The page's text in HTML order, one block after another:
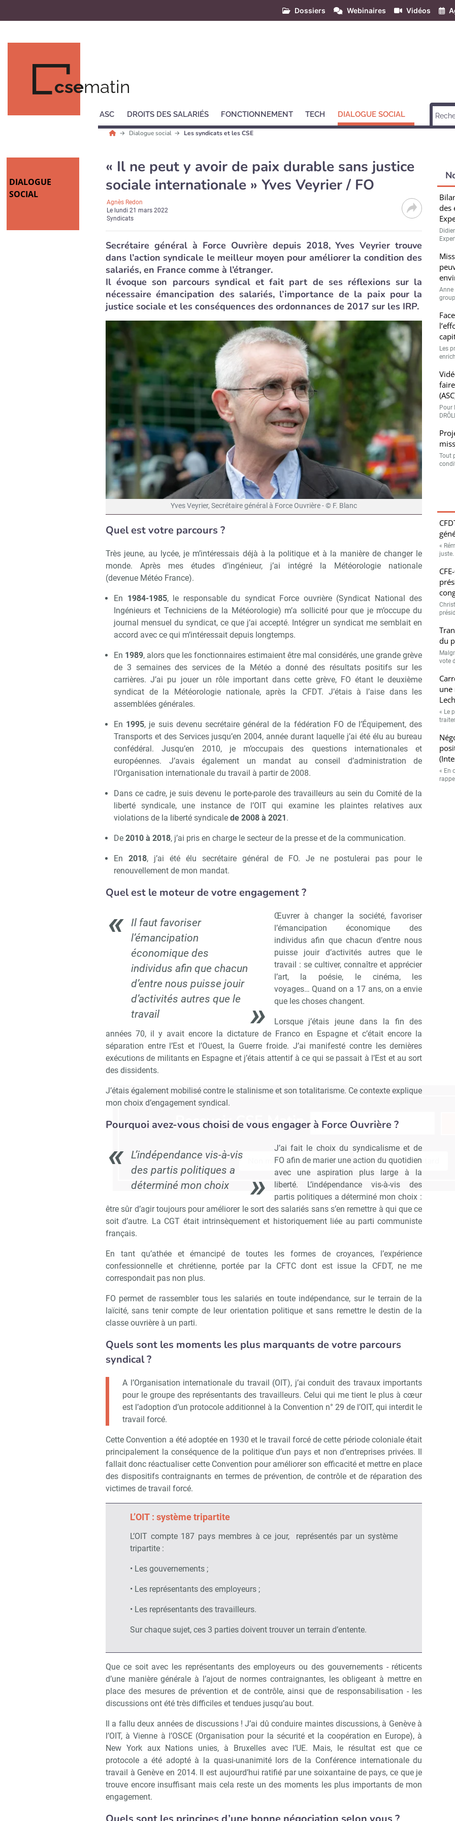
Dossiers Webinaires Vidéos
csematin
ASC DROITS DES SALARIÉS FONCTIONNEMENT TECH DIALOGUE SOCIAL
Dialogue social Les syndicats et les CSE
DIALOGUE
SOCIAL
« Il ne peut y avoir de paix durable sans justice
sociale internationale » Yves Veyrier / FO
Agnès Redon
Le lundi 21 mars 2022
Syndicats
Secrétaire général à Force Ouvrière depuis 2018, Yves Veyrier trouve
dans l’action syndicale le meilleur moyen pour améliorer la condition des
salariés, en France comme à l’étranger.
Il évoque son parcours syndical et fait part de ses réflexions sur la
nécessaire émancipation des salariés, l’importance de la paix pour la
justice sociale et les conséquences des ordonnances de 2017 sur les IRP.
Yves Veyrier, Secrétaire général à Force Ouvrière - © F. Blanc
Quel est votre parcours ?
Très jeune, au lycée, je m’intéressais déjà à la politique et à la manière de changer le
monde. Après mes études d’ingénieur, j’ai intégré la Météorologie nationale
(devenue Météo France).
En 1984-1985, le responsable du syndicat Force ouvrière (Syndicat National des
Ingénieurs et Techniciens de la Météorologie) m’a sollicité pour que je m’occupe du
journal mensuel du syndicat, ce que j’ai accepté. Intégrer un syndicat me semblait en
accord avec ce qui m’intéressait depuis longtemps.
En 1989, alors que les fonctionnaires estimaient être mal considérés, une grande grève
de 3 semaines des services de la Météo a donné des résultats positifs sur les
carrières. J’ai pu jouer un rôle important dans cette grève, FO étant le deuxième
syndicat de la Météorologie nationale, après la CFDT. J’étais à l’aise dans les
assemblées générales.
En 1995, je suis devenu secrétaire général de la fédération FO de l’Équipement, des
Transports et des Services jusqu’en 2004, année durant laquelle j’ai été élu au bureau
confédéral. Jusqu’en 2010, je m’occupais des questions internationales et
européennes. J’avais également un mandat au conseil d’administration de
l’Organisation internationale du travail à partir de 2008.
Dans ce cadre, je suis devenu le porte-parole des travailleurs au sein du Comité de la
liberté syndicale, une instance de l’OIT qui examine les plaintes relatives aux
violations de la liberté syndicale de 2008 à 2021.
De 2010 à 2018, j’ai pris en charge le secteur de la presse et de la communication.
En2018, j’ai été élu secrétaire général de FO. Je ne postulerai pas pour le
renouvellement de mon mandat.
Quel est le moteur de votre engagement ?
Il faut favoriser
l’émancipation
économique des
individus afin que chacun
d’entre nous puisse jouir
d’activités autres que le
travail
Œuvrer à changer la société, favoriser
l’émancipation économique des
individus afin que chacun d’entre nous
puisse jouir d’activités autres que le
travail : se cultiver, connaître et apprécier
l’art, la poésie, le cinéma, les
voyages… Quand on a 17 ans, on a envie
que les choses changent.
Lorsque j’étais jeune dans la fin des
années 70, il y avait encore la dictature de Franco en Espagne et c’était encore la
séparation entre l’Est et l’Ouest, la Guerre froide. J’ai manifesté contre les dernières
exécutions de militants en Espagne et j’étais attentif à ce qui se passait à l’Est et au sort
des dissidents.
J’étais également mobilisé contre le stalinisme et son totalitarisme. Ce contexte explique
mon choix d’engagement syndical.
Pourquoi avez-vous choisi de vous engager à Force Ouvrière ?
L’indépendance vis-à-vis
des partis politiques a
déterminé mon choix
J’ai fait le choix du syndicalisme et de
FO afin de marier une action du quotidien
avec une aspiration plus large à la
liberté. L’indépendance vis-à-vis des
partis politiques a déterminé mon choix :
être sûr d’agir toujours pour améliorer le sort des salariés sans s’en remettre à qui que ce
soit d’autre. La CGT était intrinsèquement et historiquement liée au parti communiste
français.
En tant qu’athée et émancipé de toutes les formes de croyances, l’expérience
confessionnelle et chrétienne, portée par la CFTC dont est issue la CFDT, ne me
correspondait pas non plus.
FO permet de rassembler tous les salariés en toute indépendance, sur le terrain de la
laïcité, sans tenir compte de leur orientation politique et sans remettre le destin de la
classe ouvrière à un parti.
Quels sont les moments les plus marquants de votre parcours
syndical ?
A l’Organisation internationale du travail (OIT), j’ai conduit des travaux importants
pour le groupe des représentants des travailleurs. Celui qui me tient le plus à cœur
est l’adoption d’un protocole additionnel à la Convention n° 29 de l’OIT, qui interdit le
travail forcé.
Cette Convention a été adoptée en 1930 et le travail forcé de cette période coloniale était
principalement la conséquence de la politique d’un pays et non d’entreprises privées. Il
fallait donc réactualiser cette Convention pour améliorer son efficacité et mettre en place
des dispositifs contraignants en termes de prévention, de contrôle et de réparation des
victimes de travail forcé.
L’OIT : système tripartite
L’OIT compte 187 pays membres à ce jour, représentés par un système
tripartite :
• Les gouvernements ;
• Les représentants des employeurs ;
• Les représentants des travailleurs.
Sur chaque sujet, ces 3 parties doivent trouver un terrain d’entente.
Que ce soit avec les représentants des employeurs ou des gouvernements - réticents
d’une manière générale à l’ajout de normes contraignantes, les obligeant à mettre en
place des mesures de prévention et de contrôle, ainsi que de responsabilisation - les
discussions ont été très difficiles et tendues jusqu’au bout.
Il a fallu deux années de discussions ! J’ai dû conduire maintes discussions, à Genève à
l’OIT, à Vienne à l’OSCE (Organisation pour la sécurité et la coopération en Europe), à
New York aux Nations unies, à Bruxelles avec l’UE. Mais, le résultat est que ce
protocole a été adopté à la quasi-unanimité lors de la Conférence internationale du
travail à Genève en 2014. Il est aujourd’hui ratifié par une soixantaine de pays, ce que je
trouve encore insuffisant mais cela reste un des moments les plus importants de mon
engagement.
des
Anne
Les
Pour
Tout
«
du
vote
une
« Le
« En
Recevoir CSE Matin
Non merci, je reçois déjà ! Je déciderai plus tard